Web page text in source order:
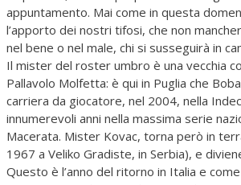
appuntamento. Mai come in questa
l’apporto dei nostri tifosi, che non
nel bene o nel male, chi si susseguirà in
Il mister del roster umbro è una vecchia
Pallavolo Molfetta: è qui in Puglia che
carriera da giocatore, nel 2004, nella
innumerevoli anni nella massima serie
Macerata. Mister Kovac, torna però in
1967 a Veliko Gradiste, in Serbia), e
Questo è l’anno del ritorno in Italia e